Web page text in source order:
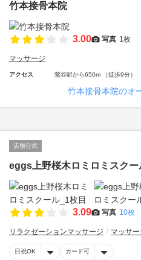
竹本接骨本院
3.00 写真 1枚
マッサージ
アクセス 鶯谷駅から650m （徒歩9分）
竹本接骨本院のオ
店舗公式
eggs上野桜木ロミロミスクー
3.09 写真 10枚
リラクゼーションマッサージ マッサー
日祝OK カード可